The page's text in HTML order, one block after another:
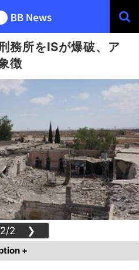
務所をISが爆破、ア
徴
2/2 ❯
+